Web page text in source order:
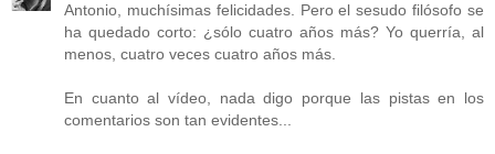
Antonio, muchísimas felicidades. Pero el sesudo filósofo se
ha quedado corto: ¿sólo cuatro años más? Yo querría, al
menos, cuatro veces cuatro años más.
En cuanto al vídeo, nada digo porque las pistas en los
comentarios son tan evidentes...